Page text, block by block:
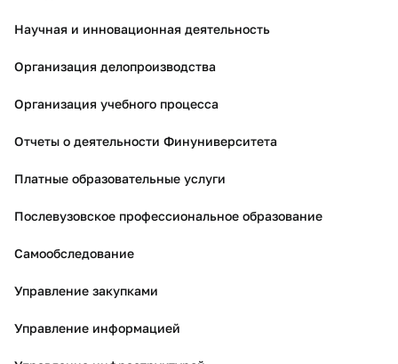
Научная и инновационная деятельность
Организация делопроизводства
Организация учебного процесса
Отчеты о деятельности Финуниверситета
Платные образовательные услуги
Послевузовское профессиональное образование
Самообследование
Управление закупками
Управление информацией